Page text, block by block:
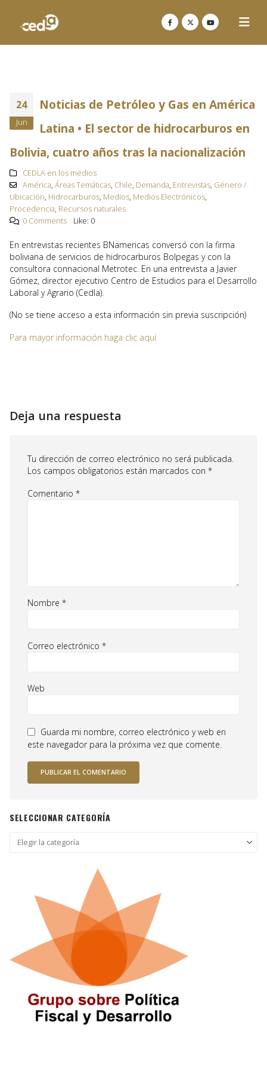
24
Jun
Noticias de Petróleo y Gas en América
Latina • El sector de hidrocarburos en
Bolivia, cuatro años tras la nacionalización
CEDLA en los medios
América, Áreas Temáticas, Chile, Demanda, Entrevistas, Género /
Ubicación, Hidrocarburos, Medios, Medios Electrónicos,
Procedencia, Recursos naturales
0 Comments
Like: 0
En entrevistas recientes BNamericas conversó con la firma
boliviana de servicios de hidrocarburos Bolpegas y con la
consultora connacional Metrotec. En una entrevista a Javier
Gómez, director ejecutivo Centro de Estudios para el Desarrollo
Laboral y Agrario (Cedla).
(No se tiene acceso a esta información sin previa suscripción)
Para mayor información haga clic aquí
Deja una respuesta
Tu dirección de correo electrónico no será publicada.
Los campos obligatorios están marcados con *
Comentario *
Nombre *
Correo electrónico *
Web
Guarda mi nombre, correo electrónico y web en
este navegador para la próxima vez que comente.
SELECCIONAR CATEGORÍA
Seleccionar
categoría